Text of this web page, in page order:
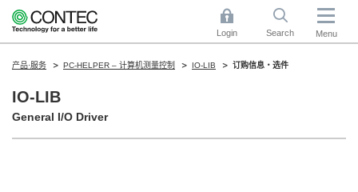
Login Search Menu
产品·服务 PC-HELPER – 计算机测量控制 IO-LIB 订购信息・选件
IO-LIB
General I/O Driver